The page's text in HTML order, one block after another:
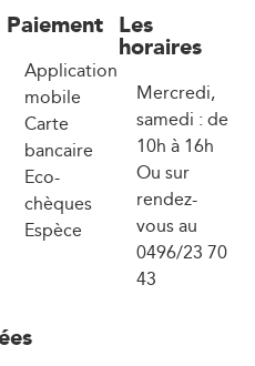
Paiement
Application
mobile
Carte
bancaire
Eco-
chèques
Espèce
Les
horaires
Mercredi,
samedi : de
10h à 16h
Ou sur
rendez-
vous au
0496/23 70
43